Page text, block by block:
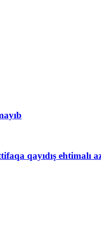
qayıdış ehtimalı